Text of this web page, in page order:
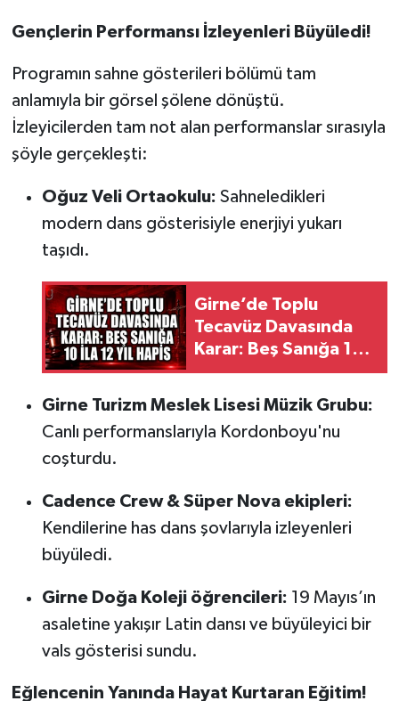
Gençlerin Performansı İzleyenleri Büyüledi!
Programın sahne gösterileri bölümü tam
anlamıyla bir görsel şölene dönüştü.
İzleyicilerden tam not alan performanslar sırasıyla
şöyle gerçekleşti:
Oğuz Veli Ortaokulu: Sahneledikleri
modern dans gösterisiyle enerjiyi yukarı
taşıdı.
Girne’de Toplu
Tecavüz Davasında
Karar: Beş Sanığa 10
ila 12 Yıl Hapis
Girne Turizm Meslek Lisesi Müzik Grubu:
Canlı performanslarıyla Kordonboyu'nu
coşturdu.
Cadence Crew & Süper Nova ekipleri:
Kendilerine has dans şovlarıyla izleyenleri
büyüledi.
Girne Doğa Koleji öğrencileri: 19 Mayıs’ın
asaletine yakışır Latin dansı ve büyüleyici bir
vals gösterisi sundu.
Eğlencenin Yanında Hayat Kurtaran Eğitim!